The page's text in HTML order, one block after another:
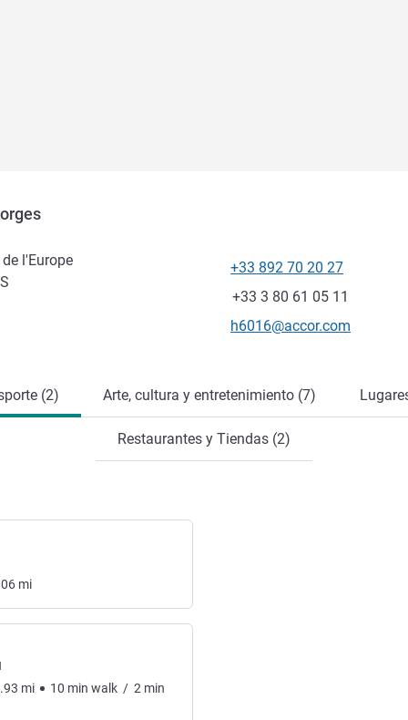
l'Europe
Teléfono
+33 892 70 20 27
Fax
+33 3 80 61 05 11
Correo electrónico de
h6016@accor.com
(2) Arte, cultura y entretenimiento (7)
Restaurantes y Tiendas (2)
mi
mi 10 min walk / 2 min